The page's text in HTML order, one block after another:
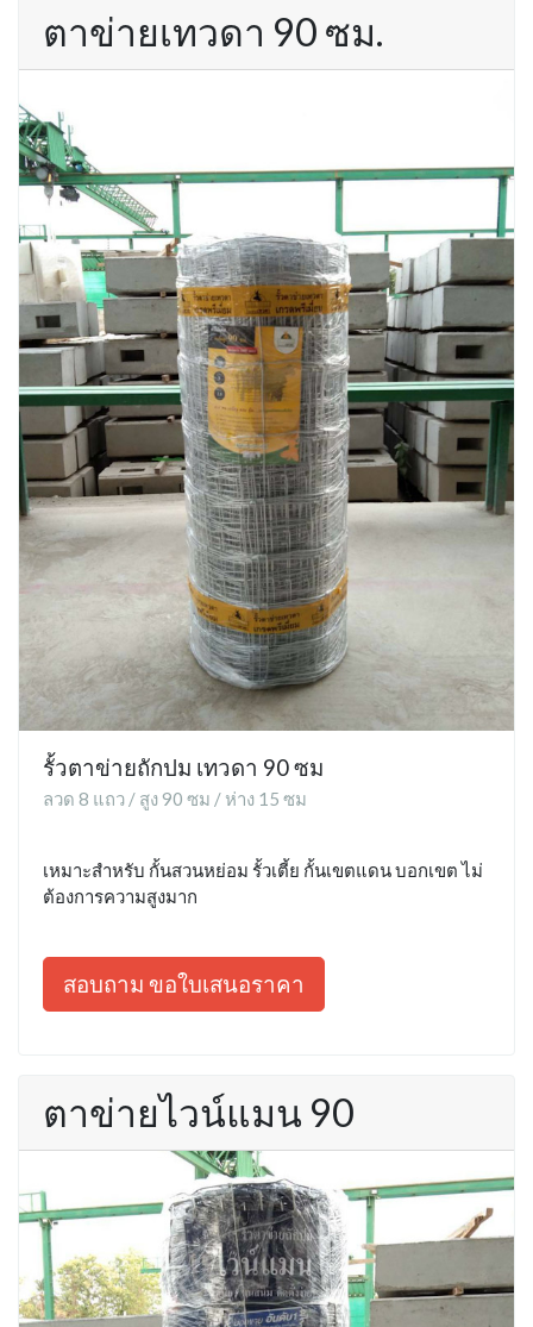
ตาข่ายเทวดา 90 ซม.
รั้วตาข่ายถักปม เทวดา 90 ซม
ลวด 8 แถว / สูง 90 ซม / ห่าง 15 ซม
เหมาะสำหรับ กั้นสวนหย่อม รั้วเตี้ย กั้นเขตแดน บอกเขต ไม่
ต้องการความสูงมาก
สอบถาม ขอใบเสนอราคา
ตาข่ายไวน์แมน 90